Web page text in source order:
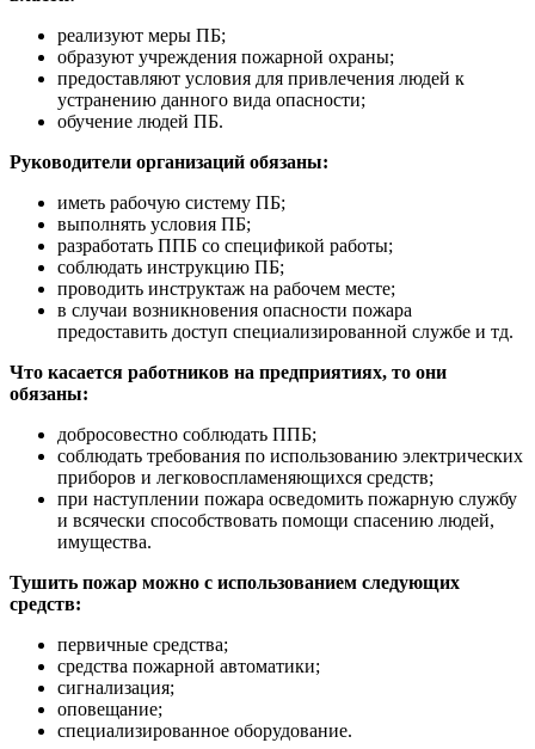
реализуют меры ПБ;
образуют учреждения пожарной охраны;
предоставляют условия для привлечения людей к
устранению данного вида опасности;
обучение людей ПБ.
Руководители организаций обязаны:
иметь рабочую систему ПБ;
выполнять условия ПБ;
разработать ППБ со спецификой работы;
соблюдать инструкцию ПБ;
проводить инструктаж на рабочем месте;
в случаи возникновения опасности пожара
предоставить доступ специализированной службе и тд.
Что касается работников на предприятиях, то они
обязаны:
добросовестно соблюдать ППБ;
соблюдать требования по использованию электрических
приборов и легковоспламеняющихся средств;
при наступлении пожара осведомить пожарную службу
и всячески способствовать помощи спасению людей,
имущества.
Тушить пожар можно с использованием следующих
средств:
первичные средства;
средства пожарной автоматики;
сигнализация;
оповещание;
специализированное оборудование.